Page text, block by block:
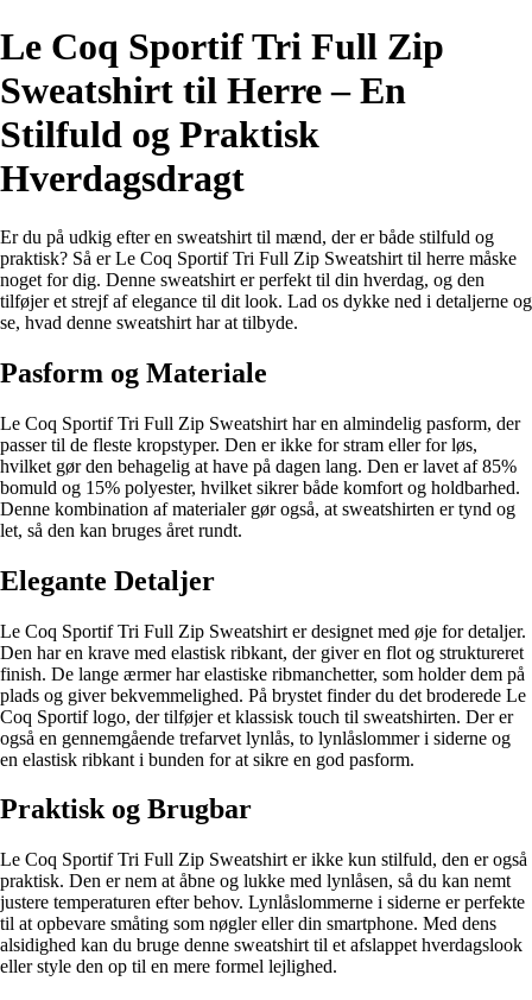
Le Coq Sportif Tri Full Zip
Sweatshirt til Herre – En
Stilfuld og Praktisk
Hverdagsdragt
Er du på udkig efter en sweatshirt til mænd, der er både stilfuld og
praktisk? Så er Le Coq Sportif Tri Full Zip Sweatshirt til herre måske
noget for dig. Denne sweatshirt er perfekt til din hverdag, og den
tilføjer et strejf af elegance til dit look. Lad os dykke ned i detaljerne og
se, hvad denne sweatshirt har at tilbyde.
Pasform og Materiale
Le Coq Sportif Tri Full Zip Sweatshirt har en almindelig pasform, der
passer til de fleste kropstyper. Den er ikke for stram eller for løs,
hvilket gør den behagelig at have på dagen lang. Den er lavet af 85%
bomuld og 15% polyester, hvilket sikrer både komfort og holdbarhed.
Denne kombination af materialer gør også, at sweatshirten er tynd og
let, så den kan bruges året rundt.
Elegante Detaljer
Le Coq Sportif Tri Full Zip Sweatshirt er designet med øje for detaljer.
Den har en krave med elastisk ribkant, der giver en flot og struktureret
finish. De lange ærmer har elastiske ribmanchetter, som holder dem på
plads og giver bekvemmelighed. På brystet finder du det broderede Le
Coq Sportif logo, der tilføjer et klassisk touch til sweatshirten. Der er
også en gennemgående trefarvet lynlås, to lynlåslommer i siderne og
en elastisk ribkant i bunden for at sikre en god pasform.
Praktisk og Brugbar
Le Coq Sportif Tri Full Zip Sweatshirt er ikke kun stilfuld, den er også
praktisk. Den er nem at åbne og lukke med lynlåsen, så du kan nemt
justere temperaturen efter behov. Lynlåslommerne i siderne er perfekte
til at opbevare småting som nøgler eller din smartphone. Med dens
alsidighed kan du bruge denne sweatshirt til et afslappet hverdagslook
eller style den op til en mere formel lejlighed.